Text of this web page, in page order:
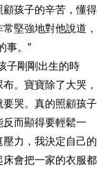
孩子的辛苦，懂得
堅強地對他說道，
事。”
子剛剛出生的時
。寶寶除了大哭，
哭。真的照顧孩子
而顯得要輕鬆一
力，我決定自己的
會把一家的衣服都